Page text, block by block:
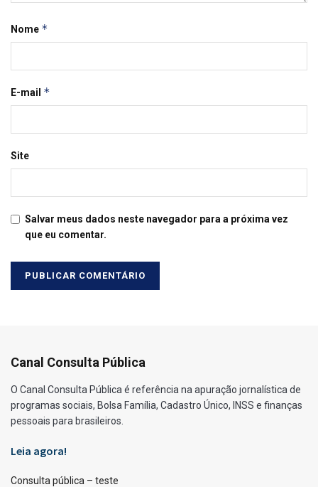
Nome *
E-mail *
Site
Salvar meus dados neste navegador para a próxima vez
que eu comentar.
Canal Consulta Pública
O Canal Consulta Pública é referência na apuração jornalística de
programas sociais, Bolsa Família, Cadastro Único, INSS e finanças
pessoais para brasileiros.
Leia agora!
Consulta pública – teste